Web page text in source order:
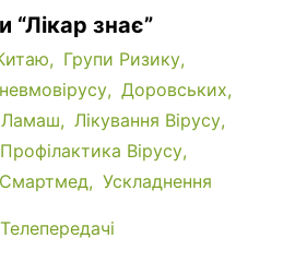
“Лікар знає”
Групи Ризику
Доровських
Ламаш
Лікування Вірусу
Профілактика Вірусу
Смартмед Ускладнення
Телепередачі